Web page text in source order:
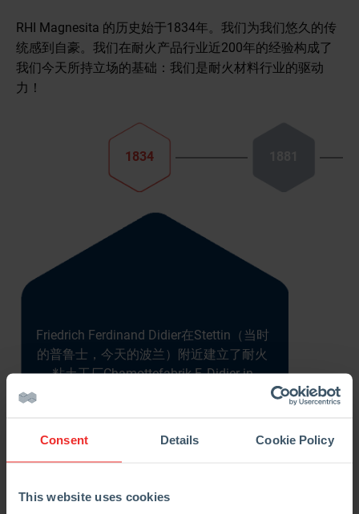
Consent Details Cookie Policy
This website uses cookies
RHI Magnesita 的历史始于1834年。我们为我们悠久的传
统感到自豪。我们在耐火产品行业近200年的经验构成了
我们今天所持立场的基础：我们是耐火材料行业的驱动
力！
1834
Friedrich Ferdinand Didier在Stettin（当时
的普鲁士，今天的波兰）附近建立了耐火
粘土工厂Chamottefabrik F. Didier in